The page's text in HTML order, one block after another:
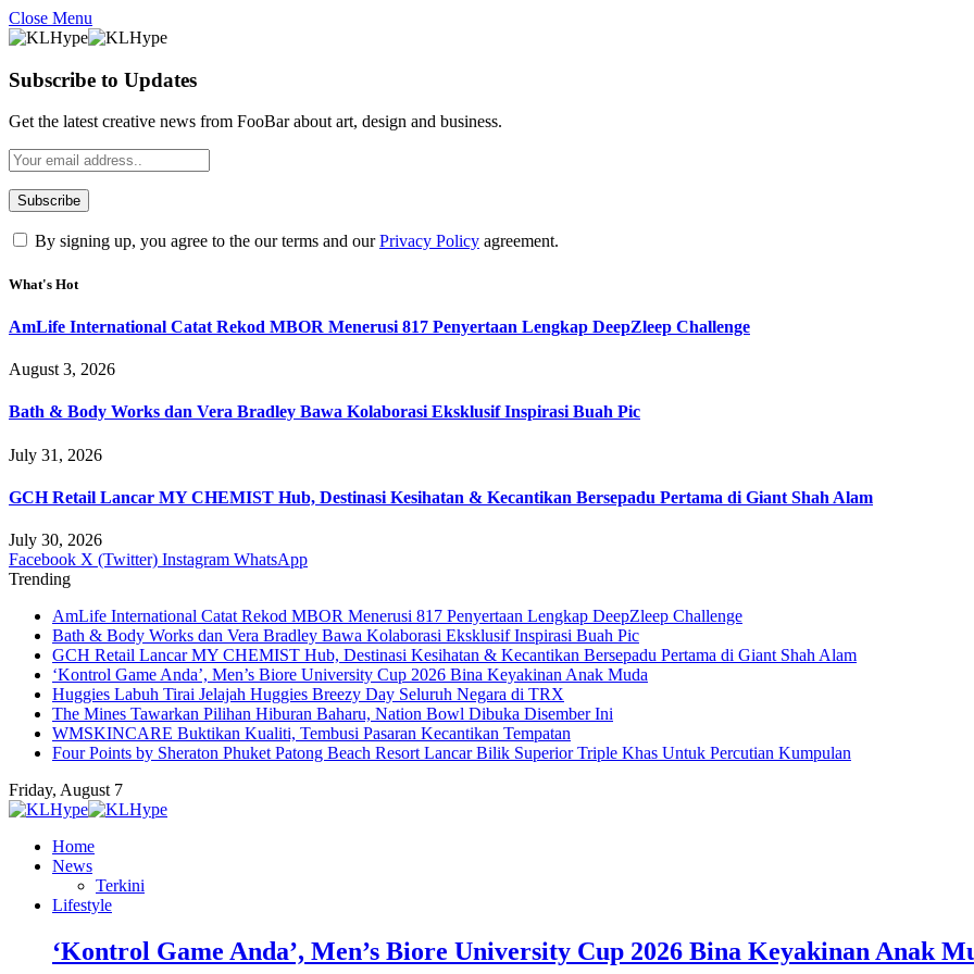
Close Menu
Subscribe to Updates
Get the latest creative news from FooBar about art, design and business.
By signing up, you agree to the our terms and ourPrivacy Policy agreement.
What's Hot
AmLife International Catat Rekod MBOR Menerusi 817 Penyertaan Lengkap DeepZleep Challenge
August 3, 2026
Bath & Body Works dan Vera Bradley Bawa Kolaborasi Eksklusif Inspirasi Buah Pic
July 31, 2026
GCH Retail Lancar MY CHEMIST Hub, Destinasi Kesihatan & Kecantikan Bersepadu Pertama di Giant Shah Alam
July 30, 2026
Facebook X (Twitter) Instagram WhatsApp
Trending
AmLife International Catat Rekod MBOR Menerusi 817 Penyertaan Lengkap DeepZleep Challenge
Bath & Body Works dan Vera Bradley Bawa Kolaborasi Eksklusif Inspirasi Buah Pic
GCH Retail Lancar MY CHEMIST Hub, Destinasi Kesihatan & Kecantikan Bersepadu Pertama di Giant Shah Alam
‘Kontrol Game Anda’, Men’s Biore University Cup 2026 Bina Keyakinan Anak Muda
Huggies Labuh Tirai Jelajah Huggies Breezy Day Seluruh Negara di TRX
The Mines Tawarkan Pilihan Hiburan Baharu, Nation Bowl Dibuka Disember Ini
WMSKINCARE Buktikan Kualiti, Tembusi Pasaran Kecantikan Tempatan
Four Points by Sheraton Phuket Patong Beach Resort Lancar Bilik Superior Triple Khas Untuk Percutian Kumpulan
Friday, August 7
Home
News
Terkini
Lifestyle
‘Kontrol Game Anda’, Men’s Biore University Cup 2026 Bina Keyakinan Anak